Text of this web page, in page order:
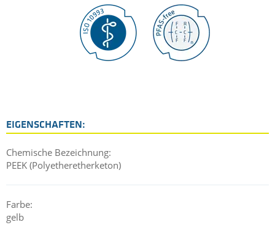
EIGENSCHAFTEN:
Chemische Bezeichnung:
PEEK (Polyetheretherketon)
Farbe:
gelb